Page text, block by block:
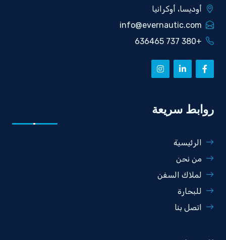
أوديسا، أوكرانيا
info@evernautic.com
+380 737 636465
روابط سريعة
الرئيسية
من نحن
لملاك السفن
للبحارة
اتصل بنا